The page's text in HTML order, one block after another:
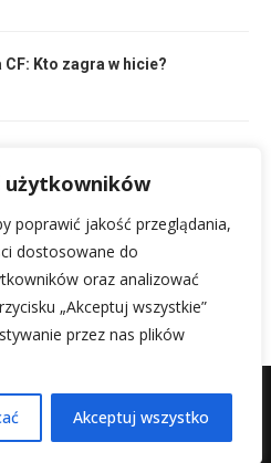
użytkowników
poprawić jakość przeglądania,
dostosowane do
oraz analizować
„Akceptuj wszystkie”
przez nas plików
Akceptuj wszystko
CF: Kto zagra w hicie?
FC København: Kto zagra?
Kontakt z nami